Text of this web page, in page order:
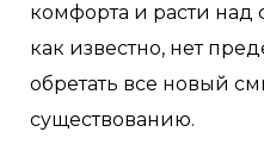
комфорта и расти над
как известно, нет
обретать все новый
существованию.